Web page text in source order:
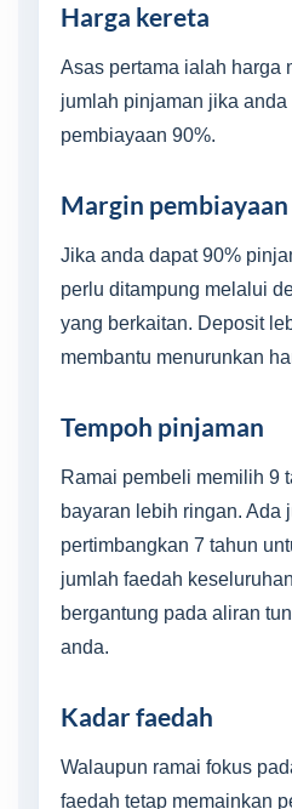
Harga kereta
Asas pertama ialah harga
jumlah pinjaman jika
pembiayaan 90%.
Margin pembiayaan
Jika anda dapat 90%
perlu ditampung melalui
yang berkaitan. Deposit
membantu menurunkan
Tempoh pinjaman
Ramai pembeli memilih 9
bayaran lebih ringan. Ada
pertimbangkan 7 tahun
jumlah faedah
bergantung pada aliran
anda.
Kadar faedah
Walaupun ramai fokus
faedah tetap memainkan